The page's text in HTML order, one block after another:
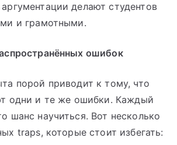
делают студентов
и грамотными.
ошибок
порой приводит к тому, что
одни и те же ошибки. Каждый
шанс научиться. Вот несколько
traps, которые стоит избегать: